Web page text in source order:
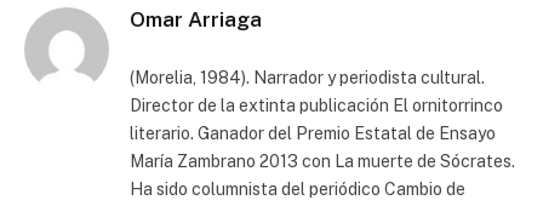
Omar Arriaga
(Morelia, 1984). Narrador y periodista cultural.
Director de la extinta publicación El ornitorrinco
literario. Ganador del Premio Estatal de Ensayo
María Zambrano 2013 con La muerte de Sócrates.
Ha sido columnista del periódico Cambio de